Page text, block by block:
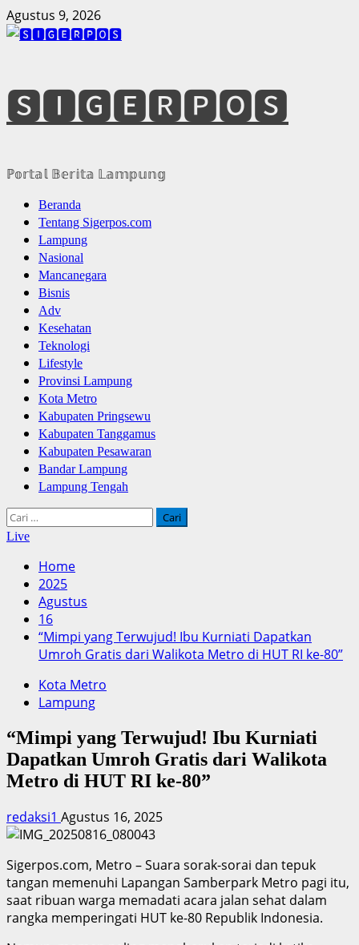
Skip
to
Agustus 9, 2026
🆂🅸🅶🅴🆁🅿🅾🆂
ℙ𝕠𝕣𝕥𝕒𝕝 𝔹𝕖𝕣𝕚𝕥𝕒 𝕃𝕒𝕞𝕡𝕦𝕟𝕘
Primary
Menu
Beranda
Tentang Sigerpos.com
Lampung
Nasional
Mancanegara
Bisnis
Adv
Kesehatan
Teknologi
Lifestyle
Provinsi Lampung
Kota Metro
Kabupaten Pringsewu
Kabupaten Tanggamus
Kabupaten Pesawaran
Bandar Lampung
Lampung Tengah
Cari
untuk:
Live
Home
2025
Agustus
16
“Mimpi yang Terwujud! Ibu Kurniati Dapatkan
Umroh Gratis dari Walikota Metro di HUT RI ke-80”
Kota Metro
Lampung
“Mimpi yang Terwujud! Ibu Kurniati
Dapatkan Umroh Gratis dari Walikota
Metro di HUT RI ke-80”
redaksi1 Agustus 16, 2025
Sigerpos.com, Metro – Suara sorak-sorai dan tepuk
tangan memenuhi Lapangan Samberpark Metro pagi itu,
saat ribuan warga memadati acara jalan sehat dalam
rangka memperingati HUT ke-80 Republik Indonesia.